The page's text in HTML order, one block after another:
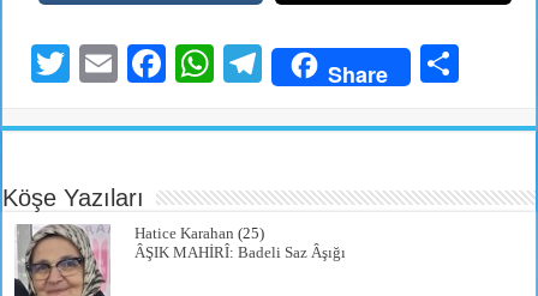
T
tte
r
E
ail
Fa
bo
ok
W
ts
A
pp
Te
gr
a
m
Share
re
Köşe Yazıları
Hatice Karahan (25)
ÂŞIK MAHİRÎ: Badeli Saz Âşığı